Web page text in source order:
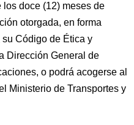
los doce (12) meses de
otorgada, en forma
Código de Ética y
Dirección General de
o podrá acogerse al
Ministerio de Transportes y